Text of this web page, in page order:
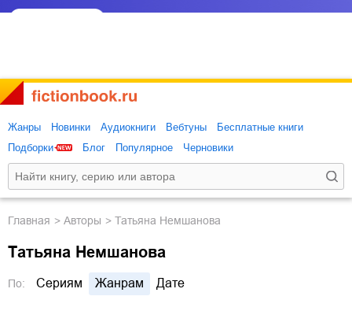
Жанры Новинки Аудиокниги Вебтуны
Бесплатные книги
Подборки
Блог Популярное Черновики
Главная Авторы Татьяна Немшанова
Татьяна Немшанова
По: Сериям Жанрам Дате